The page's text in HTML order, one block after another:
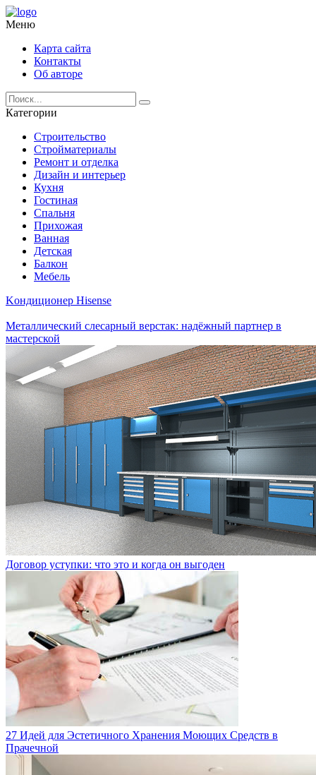
Меню
Карта сайта
Контакты
Об авторе
Категории
Строительство
Стройматериалы
Ремонт и отделка
Дизайн и интерьер
Кухня
Гостиная
Спальня
Прихожая
Ванная
Детская
Балкон
Мебель
Kондиционер Hisense
Металлический слесарный верстак: надёжный партнер в
мастерской
Договор уступки: что это и когда он выгоден
27 Идей для Эстетичного Хранения Моющих Средств в
Прачечной